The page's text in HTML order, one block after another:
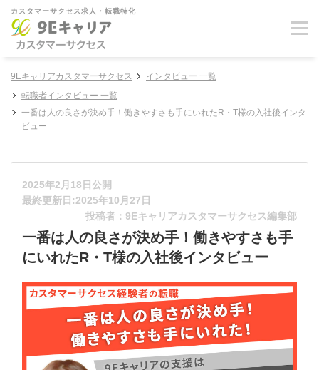
カスタマーサクセス求人・転職特化
9Eキャリアカスタマーサクセス
インタビュー 一覧
転職者インタビュー 一覧
一番は人の良さが決め手！働きやすさも手にいれたR・T様の入社後インタ
ビュー
2025年2月18日公開
最終更新日:2025年10月27日
投稿者：9Eキャリアカスタマーサクセス編集部
一番は人の良さが決め手！働きやすさも手
にいれたR・T様の入社後インタビュー